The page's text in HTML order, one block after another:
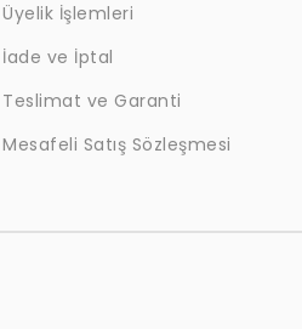
Üyelik İşlemleri
İade ve İptal
Teslimat ve Garanti
Mesafeli Satış Sözleşmesi